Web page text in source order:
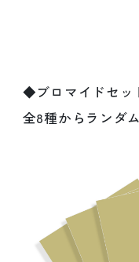
◆ブロマイドセッ
全8種からランダ